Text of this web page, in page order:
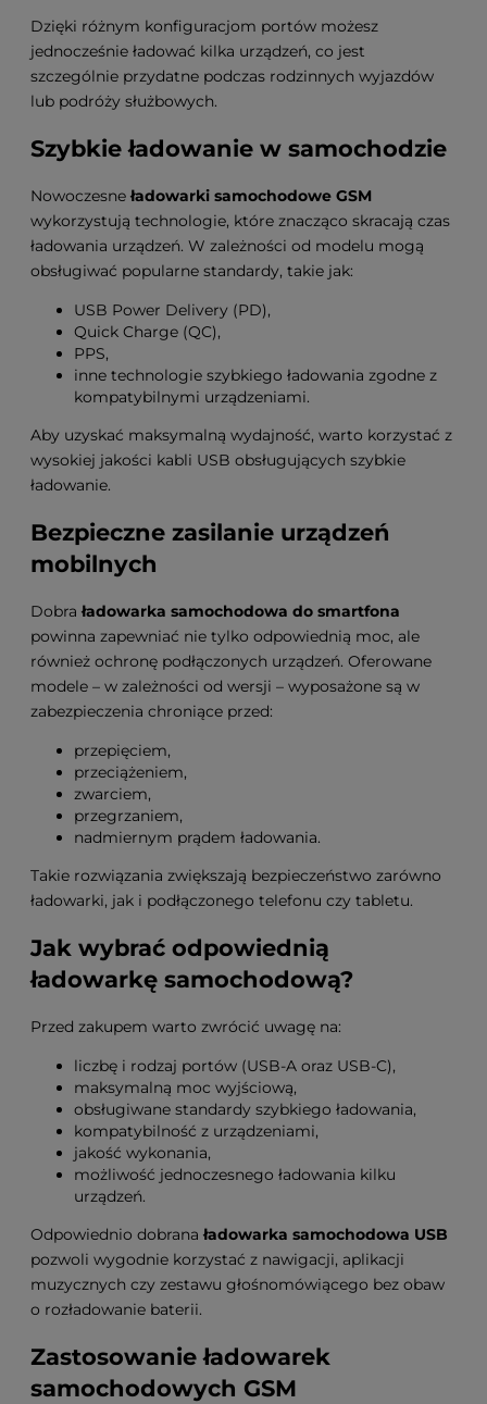
Dzięki różnym konfiguracjom portów możesz
jednocześnie ładować kilka urządzeń, co jest
szczególnie przydatne podczas rodzinnych wyjazdów
lub podróży służbowych.
Szybkie ładowanie w samochodzie
Nowoczesne ładowarki samochodowe GSM
wykorzystują technologie, które znacząco skracają czas
ładowania urządzeń. W zależności od modelu mogą
obsługiwać popularne standardy, takie jak:
USB Power Delivery (PD),
Quick Charge (QC),
PPS,
inne technologie szybkiego ładowania zgodne z
kompatybilnymi urządzeniami.
Aby uzyskać maksymalną wydajność, warto korzystać z
wysokiej jakości kabli USB obsługujących szybkie
ładowanie.
Bezpieczne zasilanie urządzeń
mobilnych
Dobra ładowarka samochodowa do smartfona
powinna zapewniać nie tylko odpowiednią moc, ale
również ochronę podłączonych urządzeń. Oferowane
modele – w zależności od wersji – wyposażone są w
zabezpieczenia chroniące przed:
przepięciem,
przeciążeniem,
zwarciem,
przegrzaniem,
nadmiernym prądem ładowania.
Takie rozwiązania zwiększają bezpieczeństwo zarówno
ładowarki, jak i podłączonego telefonu czy tabletu.
Jak wybrać odpowiednią
ładowarkę samochodową?
Przed zakupem warto zwrócić uwagę na:
liczbę i rodzaj portów (USB-A oraz USB-C),
maksymalną moc wyjściową,
obsługiwane standardy szybkiego ładowania,
kompatybilność z urządzeniami,
jakość wykonania,
możliwość jednoczesnego ładowania kilku
urządzeń.
Odpowiednio dobrana ładowarka samochodowa USB
pozwoli wygodnie korzystać z nawigacji, aplikacji
muzycznych czy zestawu głośnomówiącego bez obaw
o rozładowanie baterii.
Zastosowanie ładowarek
samochodowych GSM